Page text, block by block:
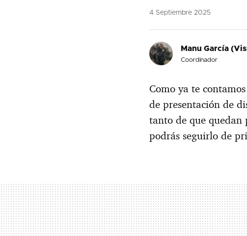
4 Septiembre 2025
Manu García
Coordinador
Como ya te
de presentación de
tanto de que quedan
podrás seguirlo de